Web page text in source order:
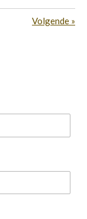
Volgende »